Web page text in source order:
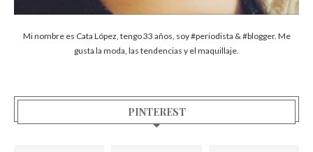
Mi nombre es Cata López, tengo 33 años, soy #periodista & #blogger. Me
gusta la moda, las tendencias y el maquillaje.
PINTEREST